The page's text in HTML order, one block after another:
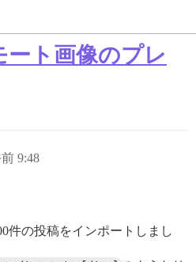
ト画像のプレ
9:48
件の投稿をインポートしまし